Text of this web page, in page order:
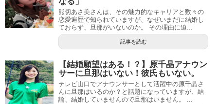
熊切あさ美さんは、その魅力的なキャリアと数々の
恋愛遍歴で知られていますが、なぜいまだに結婚し
ておらず、旦那がいないのか。 その理由に迫...
記事を読む
【結婚願望はある！？】原千晶アナウン
サーに旦那はいない！彼氏もいない。
テレビ山口でアナウンサーとして活躍中の原千晶さ
んに旦那はいるのか？と話題になっていますが、結
論、結婚していませんので旦那はいません。 ...